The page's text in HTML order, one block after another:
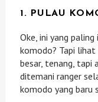
1. PULAU
Oke, ini yang paling
komodo? Tapi
besar, tenang, tapi
ditemani ranger
komodo yang baru